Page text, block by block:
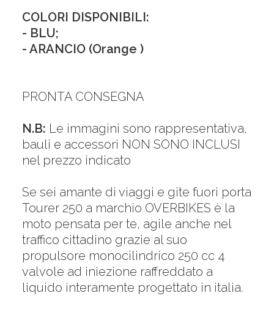
COLORI DISPONIBILI:
- BLU;
- ARANCIO (Orange )
PRONTA CONSEGNA
N.B: Le immagini sono rappresentativa,
bauli e accessori NON SONO INCLUSI
nel prezzo indicato
Se sei amante di viaggi e gite fuori porta
Tourer 250 a marchio OVERBIKES è la
moto pensata per te, agile anche nel
traffico cittadino grazie al suo
propulsore monocilindrico 250 cc 4
valvole ad iniezione raffreddato a
liquido interamente progettato in italia.